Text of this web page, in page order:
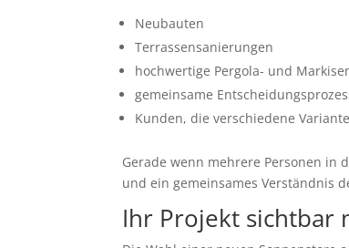
Neubauten
Terrassensanierungen
hochwertige Pergola- und
gemeinsame
Kunden, die verschiedene
Gerade wenn mehrere Personen
und ein gemeinsames Verständnis
Ihr Projekt sichtbar